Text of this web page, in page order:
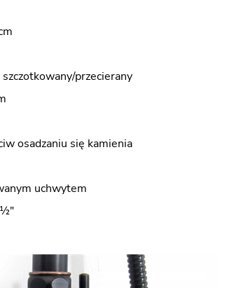
szczotkowany/przecierany
osadzaniu się kamienia
uchwytem
½"